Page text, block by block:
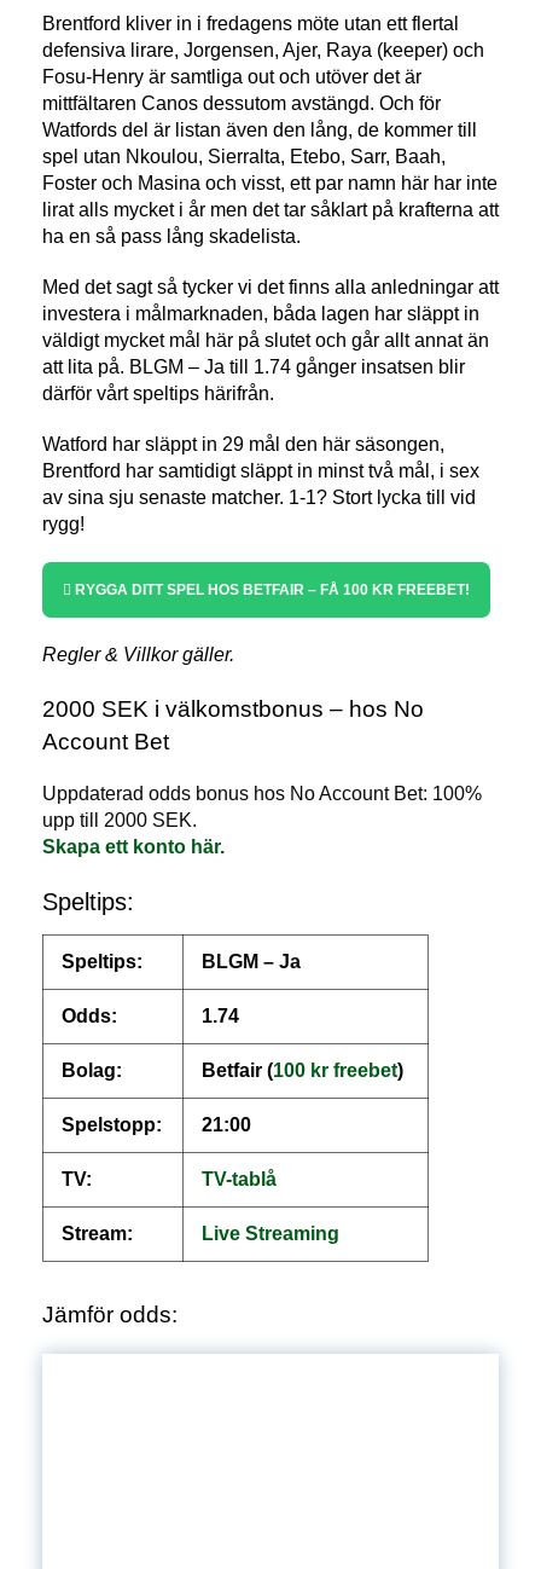
Brentford kliver in i fredagens möte utan ett flertal
defensiva lirare, Jorgensen, Ajer, Raya (keeper) och
Fosu-Henry är samtliga out och utöver det är
mittfältaren Canos dessutom avstängd. Och för
Watfords del är listan även den lång, de kommer till
spel utan Nkoulou, Sierralta, Etebo, Sarr, Baah,
Foster och Masina och visst, ett par namn här har inte
lirat alls mycket i år men det tar såklart på krafterna att
ha en så pass lång skadelista.
Med det sagt så tycker vi det finns alla anledningar att
investera i målmarknaden, båda lagen har släppt in
väldigt mycket mål här på slutet och går allt annat än
att lita på. BLGM – Ja till 1.74 gånger insatsen blir
därför vårt speltips härifrån.
Watford har släppt in 29 mål den här säsongen,
Brentford har samtidigt släppt in minst två mål, i sex
av sina sju senaste matcher. 1-1? Stort lycka till vid
rygg!
RYGGA DITT SPEL HOS BETFAIR – FÅ 100 KR FREEBET!
Regler & Villkor gäller.
2000 SEK i välkomstbonus – hos No
Account Bet
Uppdaterad odds bonus hos No Account Bet: 100%
upp till 2000 SEK.
Skapa ett konto här.
Speltips:
Speltips: BLGM – Ja
Odds: 1.74
Bolag: Betfair (100 kr freebet)
Spelstopp: 21:00
TV: TV-tablå
Stream: Live Streaming
Jämför odds: